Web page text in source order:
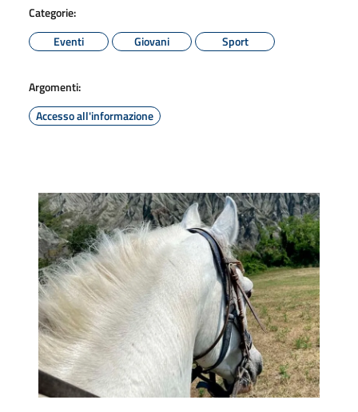
Categorie:
Eventi
Giovani Sport
Argomenti:
Accesso all'informazione